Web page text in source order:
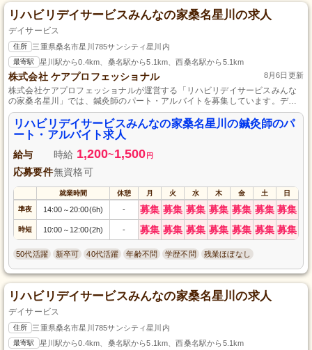
リハビリデイサービスみんなの家桑名星川の求人
デイサービス
住所 三重県桑名市星川785サンシティ星川内
最寄駅 星川駅から0.4km、桑名駅から5.1km、西桑名駅から5.1km
株式会社 ケアプロフェッショナル 8月6日更新
株式会社ケアプロフェッショナルが運営する「リハビリデイサービスみんな
の家桑名星川」では、鍼灸師のパート・アルバイトを募集しています。デイ
サービスで地域の方々の健康を支えるお仕事で、柔軟な働き方が可能です。
お持ちのスキルを活かして、私たちと一緒に利用者の笑顔をサポートしませ
んか？経験が浅い方でも親切な指導がありますので、ご安心ください。あな
たの応募をお待ちしています！
リハビリデイサービスみんなの家桑名星川の鍼灸師のパ
ート・アルバイト求人
給与 時給 1,200~1,500 円
応募要件無資格可
就業時間 休憩 月 火 水 木 金 土 日
準夜 14:00 ～20:00(6h) - 募集 募集 募集 募集 募集 募集 募集
時短 10:00 ～ 12:00(2h) - 募集 募集 募集 募集 募集 募集 募集
50代活躍 新卒可 40代活躍 年齢不問 学歴不問 残業ほぼなし
リハビリデイサービスみんなの家桑名星川の求人
デイサービス
住所 三重県桑名市星川785サンシティ星川内
最寄駅 星川駅から0.4km、桑名駅から5.1km、西桑名駅から5.1km